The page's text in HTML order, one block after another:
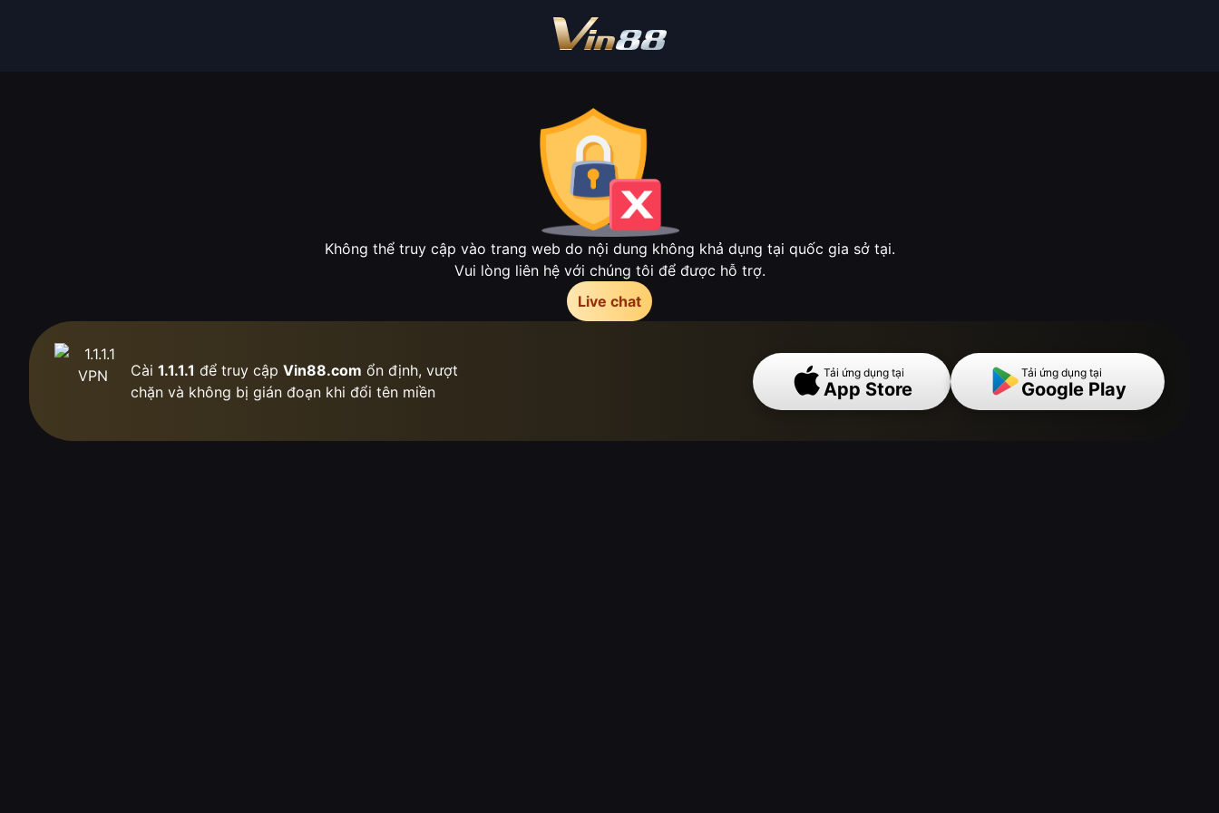
Không thể truy cập vào trang web do nội dung không khả dụng tại quốc gia sở tại.
Vui lòng liên hệ với chúng tôi để được hỗ trợ.
Live chat
Cài 1.1.1.1 để truy cập Vin88.com ổn định, vượt
chặn và không bị gián đoạn khi đổi tên miền
Tải ứng dụng tại
App Store
Tải ứng dụng tại
Google Play